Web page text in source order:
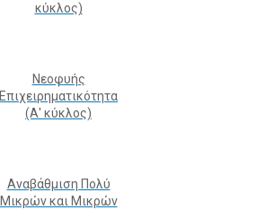
κύκλος)
Νεοφυής
Επιχειρηματικότητα
(Α' κύκλος)
Αναβάθμιση Πολύ
Μικρών και Μικρών